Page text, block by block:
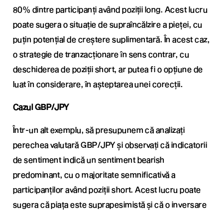
80% dintre participanți având poziții long. Acest lucru
poate sugera o situație de supraîncălzire a pieței, cu
puțin potențial de creștere suplimentară. În acest caz,
o strategie de tranzacționare în sens contrar, cu
deschiderea de poziții short, ar putea fi o opțiune de
luat în considerare, în așteptarea unei corecții.
Cazul GBP/JPY
Într-un alt exemplu, să presupunem că analizați
perechea valutară GBP/JPY și observați că indicatorii
de sentiment indică un sentiment bearish
predominant, cu o majoritate semnificativă a
participanților având poziții short. Acest lucru poate
sugera că piața este suprapesimistă și că o inversare